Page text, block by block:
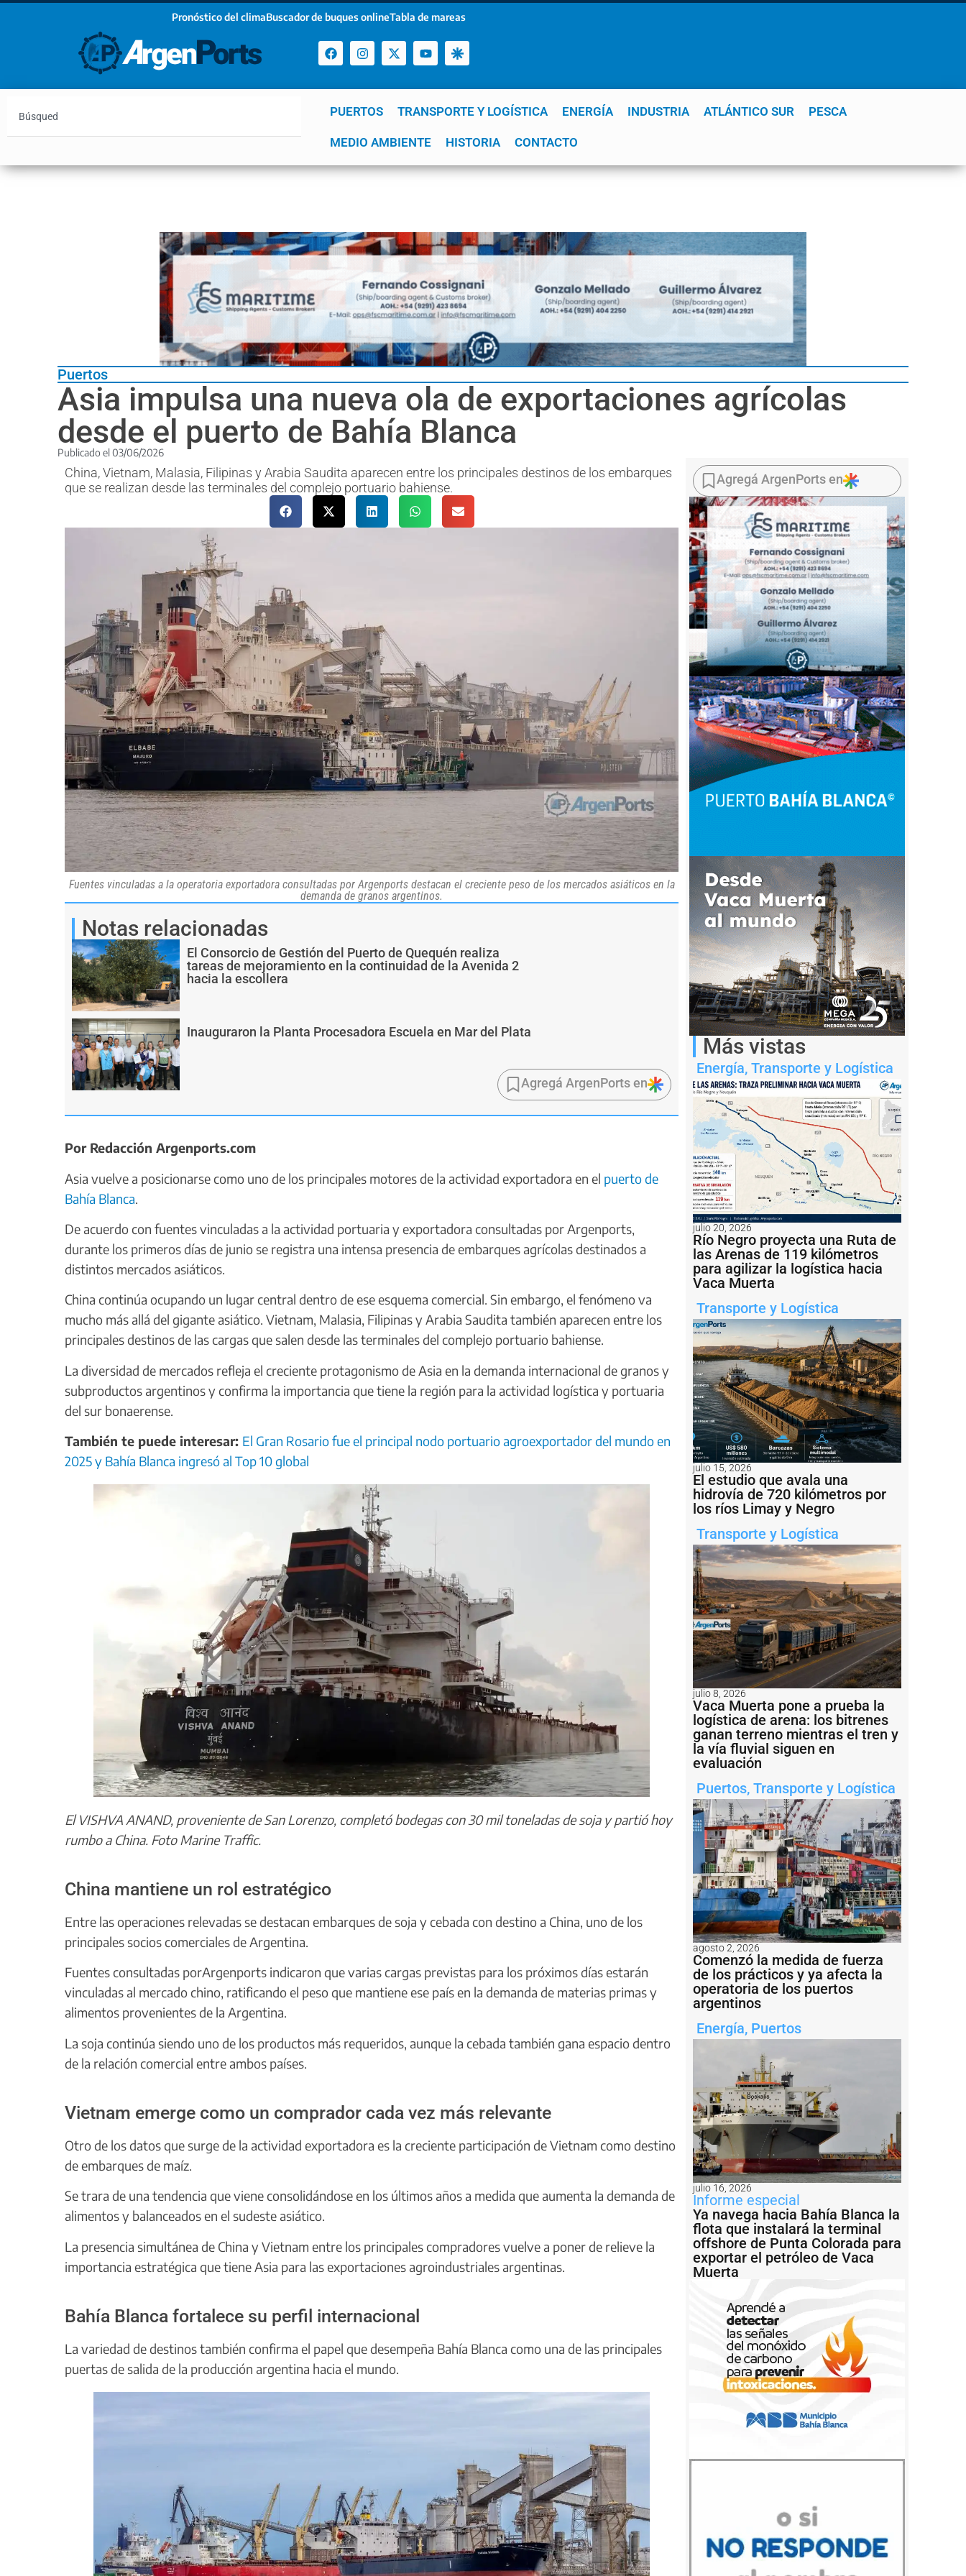
Pronóstico del climaBuscador de buques onlineTabla de mareas
PUERTOS TRANSPORTE Y LOGÍSTICA ENERGÍA INDUSTRIA ATLÁNTICO SUR PESCA
MEDIO AMBIENTE HISTORIA CONTACTO
YPF GNL Mar del Plata Patagonia Quequén
Puertos
Asia impulsa una nueva ola de exportaciones agrícolas
desde el puerto de Bahía Blanca
Publicado el 03/06/2026
China, Vietnam, Malasia, Filipinas y Arabia Saudita aparecen entre los principales destinos de los embarques
que se realizan desde las terminales del complejo portuario bahiense.
Fuentes vinculadas a la operatoria exportadora consultadas por Argenports destacan el creciente peso de los mercados asiáticos en la
demanda de granos argentinos.
Notas relacionadas
El Consorcio de Gestión del Puerto de Quequén realiza
tareas de mejoramiento en la continuidad de la Avenida 2
hacia la escollera
Inauguraron la Planta Procesadora Escuela en Mar del Plata
Agregá ArgenPorts en
Por Redacción Argenports.com
Asia vuelve a posicionarse como uno de los principales motores de la actividad exportadora en el puerto de
Bahía Blanca.
De acuerdo con fuentes vinculadas a la actividad portuaria y exportadora consultadas por Argenports,
durante los primeros días de junio se registra una intensa presencia de embarques agrícolas destinados a
distintos mercados asiáticos.
China continúa ocupando un lugar central dentro de ese esquema comercial. Sin embargo, el fenómeno va
mucho más allá del gigante asiático. Vietnam, Malasia, Filipinas y Arabia Saudita también aparecen entre los
principales destinos de las cargas que salen desde las terminales del complejo portuario bahiense.
La diversidad de mercados refleja el creciente protagonismo de Asia en la demanda internacional de granos y
subproductos argentinos y confirma la importancia que tiene la región para la actividad logística y portuaria
del sur bonaerense.
También te puede interesar: El Gran Rosario fue el principal nodo portuario agroexportador del mundo en
2025 y Bahía Blanca ingresó al Top 10 global
El VISHVA ANAND, proveniente de San Lorenzo, completó bodegas con 30 mil toneladas de soja y partió hoy
rumbo a China. Foto Marine Traffic.
China mantiene un rol estratégico
Entre las operaciones relevadas se destacan embarques de soja y cebada con destino a China, uno de los
principales socios comerciales de Argentina.
Fuentes consultadas porArgenports indicaron que varias cargas previstas para los próximos días estarán
vinculadas al mercado chino, ratificando el peso que mantiene ese país en la demanda de materias primas y
alimentos provenientes de la Argentina.
La soja continúa siendo uno de los productos más requeridos, aunque la cebada también gana espacio dentro
de la relación comercial entre ambos países.
Vietnam emerge como un comprador cada vez más relevante
Otro de los datos que surge de la actividad exportadora es la creciente participación de Vietnam como destino
de embarques de maíz.
Se trara de una tendencia que viene consolidándose en los últimos años a medida que aumenta la demanda de
alimentos y balanceados en el sudeste asiático.
La presencia simultánea de China y Vietnam entre los principales compradores vuelve a poner de relieve la
importancia estratégica que tiene Asia para las exportaciones agroindustriales argentinas.
Bahía Blanca fortalece su perfil internacional
La variedad de destinos también confirma el papel que desempeña Bahía Blanca como una de las principales
puertas de salida de la producción argentina hacia el mundo.
Agregá ArgenPorts en
Más vistas
Energía, Transporte y Logística
julio 20, 2026
Río Negro proyecta una Ruta de
las Arenas de 119 kilómetros
para agilizar la logística hacia
Vaca Muerta
Transporte y Logística
julio 15, 2026
El estudio que avala una
hidrovía de 720 kilómetros por
los ríos Limay y Negro
Transporte y Logística
julio 8, 2026
Vaca Muerta pone a prueba la
logística de arena: los bitrenes
ganan terreno mientras el tren y
la vía fluvial siguen en
evaluación
Puertos, Transporte y Logística
agosto 2, 2026
Comenzó la medida de fuerza
de los prácticos y ya afecta la
operatoria de los puertos
argentinos
Energía, Puertos
julio 16, 2026
Informe especial
Ya navega hacia Bahía Blanca la
flota que instalará la terminal
offshore de Punta Colorada para
exportar el petróleo de Vaca
Muerta
¡Sumate a nuestro Newsletter!
Email
Estoy de acuerdo con las condiciones y políticas de